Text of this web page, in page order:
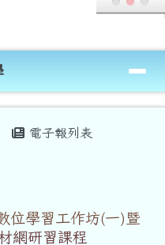
民小學
電子報列表
位學習工作坊(一)暨
網研習課程